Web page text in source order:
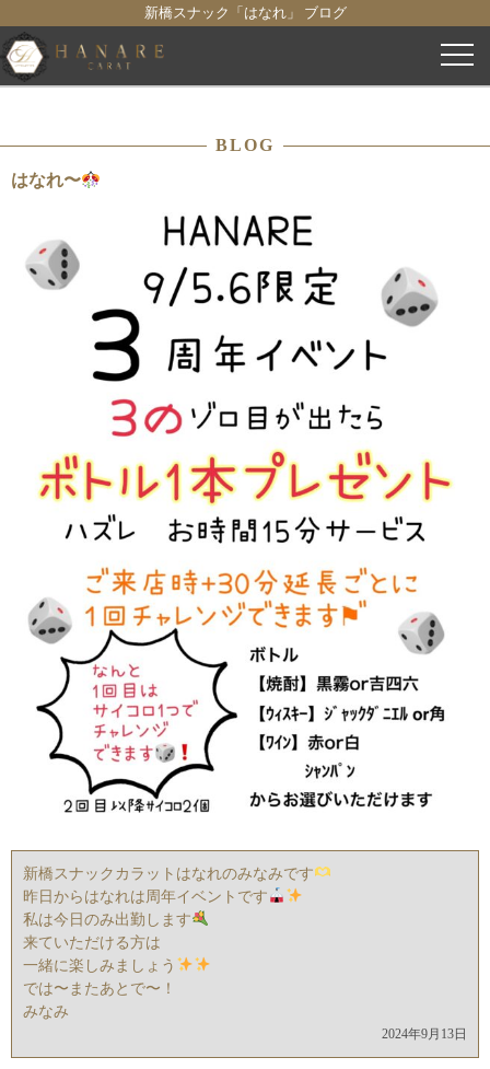
新橋スナック「はなれ」 ブログ
コ
ン
ツ
ッ
プ
BLOG
はなれ〜
新橋スナックカラットはなれのみなみです
昨日からはなれは周年イベントです
私は今日のみ出勤します
来ていただける方は
一緒に楽しみましょう
では〜またあとで〜！
みなみ
2024年9月13日